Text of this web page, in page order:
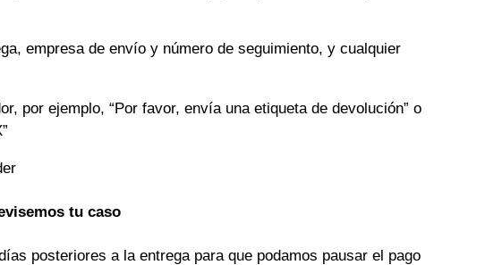
empresa de envío y número de seguimiento, y cualquier
por ejemplo, “Por favor, envía una etiqueta de devolución” o
tu caso
posteriores a la entrega para que podamos pausar el pago